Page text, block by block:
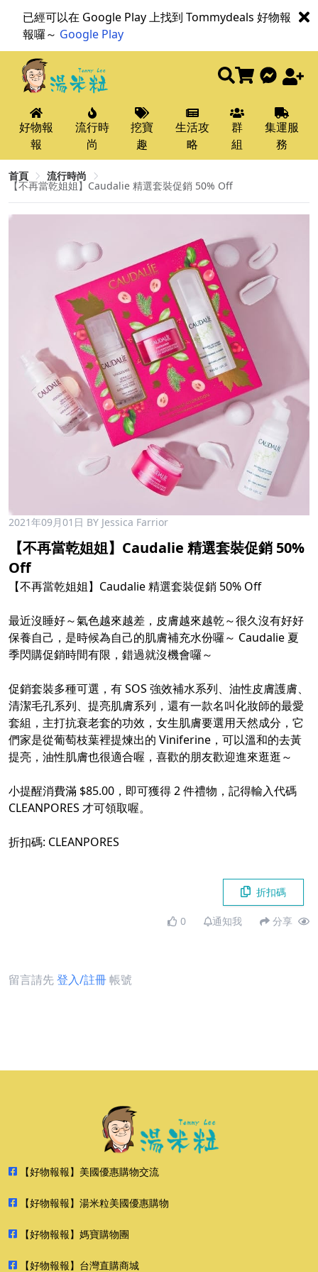
已經可以在 Google Play 上找到 Tommydeals 好物報
報囉～ Google Play
好物報
報
流行時
尚
挖寶
趣
生活攻
略
群
組
集運服
務
首頁 流行時尚
【不再當乾姐姐】Caudalie 精選套裝促銷 50% Off
2021年09月01日 BY Jessica Farrior
【不再當乾姐姐】Caudalie 精選套裝促銷 50%
Off
【不再當乾姐姐】Caudalie 精選套裝促銷 50% Off
最近沒睡好～氣色越來越差，皮膚越來越乾～很久沒有好好
保養自己，是時候為自己的肌膚補充水份囉～ Caudalie 夏
季閃購促銷時間有限，錯過就沒機會囉～
促銷套裝多種可選，有 SOS 強效補水系列、油性皮膚護膚、
清潔毛孔系列、提亮肌膚系列，還有一款名叫化妝師的最愛
套組，主打抗衰老套的功效，女生肌膚要選用天然成分，它
們家是從葡萄枝葉裡提煉出的 Viniferine，可以溫和的去黃
提亮，油性肌膚也很適合喔，喜歡的朋友歡迎進來逛逛～
小提醒消費滿 $85.00，即可獲得 2 件禮物，記得輸入代碼
CLEANPORES 才可領取喔。
折扣碼: CLEANPORES
折扣碼
0 通知我 分享
留言請先登入/註冊帳號
【好物報報】美國優惠購物交流
【好物報報】湯米粒美國優惠購物
【好物報報】媽寶購物團
【好物報報】台灣直購商城